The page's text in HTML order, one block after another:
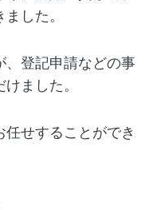
した。
、登記申請などの事
ました。
せすることができ